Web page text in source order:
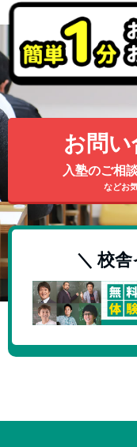
お問
入塾のご相
などお
＼ 校